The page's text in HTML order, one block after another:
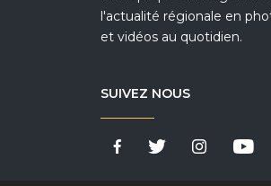
l'actualité régionale en
et vidéos au quotidien.
SUIVEZ NOUS